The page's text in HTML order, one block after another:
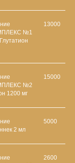
№1
13000
№2
1200 мг
15000
2 мл
5000
2600